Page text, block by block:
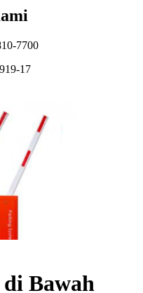
7700
17
Bawah